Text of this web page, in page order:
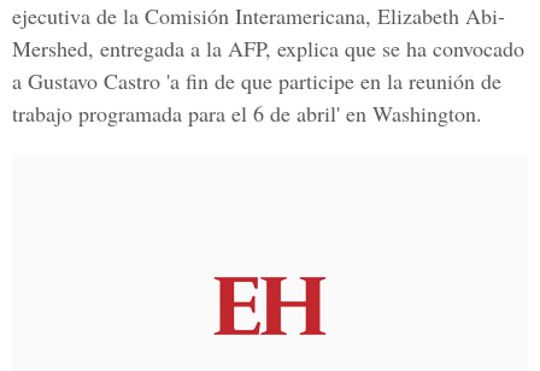
ejecutiva de la Comisión Interamericana, Elizabeth Abi-
Mershed, entregada a la AFP, explica que se ha convocado
a Gustavo Castro 'a fin de que participe en la reunión de
trabajo programada para el 6 de abril' en Washington.